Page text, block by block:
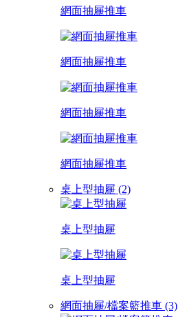
網面抽屜推車
網面抽屜推車
網面抽屜推車
網面抽屜推車
桌上型抽屜 (2)
桌上型抽屜
桌上型抽屜
網面抽屜/檔案籃推車 (3)